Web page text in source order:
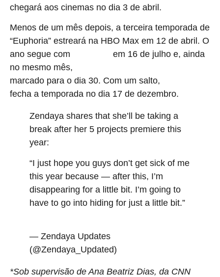
chegará aos cinemas no dia 3 de abril.
Menos de um mês depois, a terceira temporada de
“Euphoria” estreará na HBO Max em 12 de abril. O
ano segue com
em 16 de julho e, ainda
no mesmo mês,
marcado para o dia 30. Com um salto,
fecha a temporada no dia 17 de dezembro.
Zendaya shares that she’ll be taking a
break after her 5 projects premiere this
year:
“I just hope you guys don’t get sick of me
this year because — after this, I’m
disappearing for a little bit. I’m going to
have to go into hiding for just a little bit.”
— Zendaya Updates
(@Zendaya_Updated)
*Sob supervisão de Ana Beatriz Dias, da CNN